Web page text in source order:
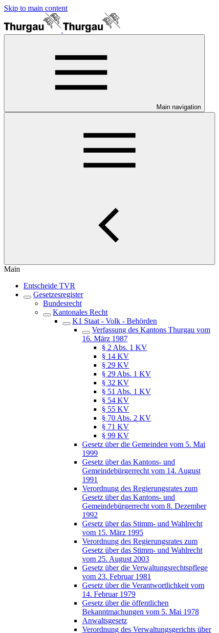
Skip to main content
Main navigation
Main
Entscheide TVR
Gesetzesregister
Bundesrecht
Kantonales Recht
K1 Staat - Volk - Behörden
Verfassung des Kantons Thurgau vom
16. März 1987
§ 2 Abs. 1 KV
§ 14 KV
§ 29 KV
§ 29 Abs. 1 KV
§ 32 KV
§ 51 Abs. 1 KV
§ 54 KV
§ 55 KV
§ 70 Abs. 2 KV
§ 71 KV
§ 99 KV
Gesetz über die Gemeinden vom 5. Mai
1999
Gesetz über das Kantons- und
Gemeindebürgerrecht vom 14. August
1991
Verordnung des Regierungsrates zum
Gesetz über das Kantons- und
Gemeindebürgerrecht vom 8. Dezember
1992
Gesetz über das Stimm- und Wahlrecht
vom 15. März 1995
Verordnung des Regierungsrates zum
Gesetz über das Stimm- und Wahlrecht
vom 25. August 2003
Gesetz über die Verwaltungsrechtspflege
vom 23. Februar 1981
Gesetz über die Verantwortlichkeit vom
14. Februar 1979
Gesetz über die öffentlichen
Bekanntmachungen vom 5. Mai 1978
Anwaltsgesetz
Verordnung des Verwaltungsgerichts über